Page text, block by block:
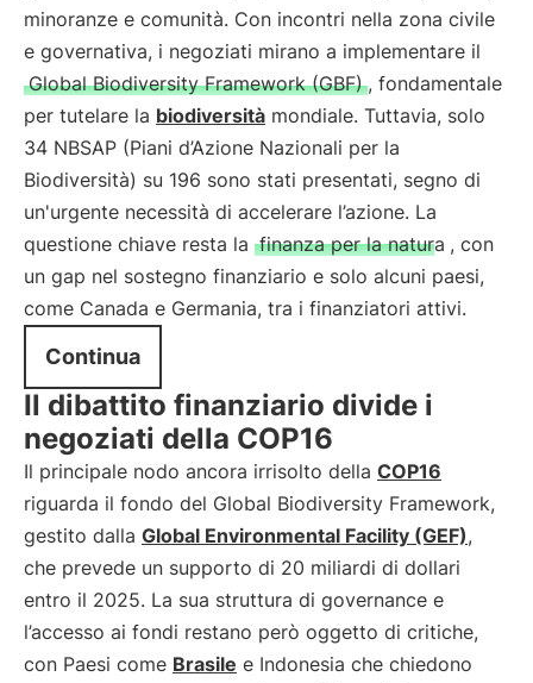
minoranze e comunità. Con incontri nella zona civile
e governativa, i negoziati mirano a implementare il
Global Biodiversity Framework (GBF) , fondamentale
per tutelare la biodiversità mondiale. Tuttavia, solo
34 NBSAP (Piani d’Azione Nazionali per la
Biodiversità) su 196 sono stati presentati, segno di
un'urgente necessità di accelerare l’azione. La
questione chiave resta la finanza per la natura , con
un gap nel sostegno finanziario e solo alcuni paesi,
come Canada e Germania, tra i finanziatori attivi.
Continua
Il dibattito finanziario divide i
negoziati della COP16
Il principale nodo ancora irrisolto della COP16
riguarda il fondo del Global Biodiversity Framework,
gestito dalla Global Environmental Facility (GEF),
che prevede un supporto di 20 miliardi di dollari
entro il 2025. La sua struttura di governance e
l’accesso ai fondi restano però oggetto di critiche,
con Paesi come Brasile e Indonesia che chiedono